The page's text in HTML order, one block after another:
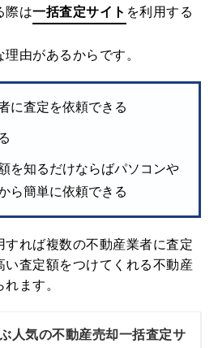
際は一括査定サイト を利用する
由があるからです。
に査定を依頼できる
を知るだけならばパソコンや
ら簡単に依頼できる
すれば複数の不動産業者に査定
い査定額をつけてくれる不動産
ます。
人気の不動産売却一括査定サ